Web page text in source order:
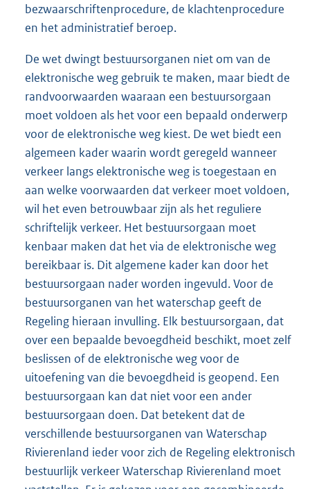
bezwaarschriftenprocedure, de klachtenprocedure
en het administratief beroep.
De wet dwingt bestuursorganen niet om van de
elektronische weg gebruik te maken, maar biedt de
randvoorwaarden waaraan een bestuursorgaan
moet voldoen als het voor een bepaald onderwerp
voor de elektronische weg kiest. De wet biedt een
algemeen kader waarin wordt geregeld wanneer
verkeer langs elektronische weg is toegestaan en
aan welke voorwaarden dat verkeer moet voldoen,
wil het even betrouwbaar zijn als het reguliere
schriftelijk verkeer. Het bestuursorgaan moet
kenbaar maken dat het via de elektronische weg
bereikbaar is. Dit algemene kader kan door het
bestuursorgaan nader worden ingevuld. Voor de
bestuursorganen van het waterschap geeft de
Regeling hieraan invulling. Elk bestuursorgaan, dat
over een bepaalde bevoegdheid beschikt, moet zelf
beslissen of de elektronische weg voor de
uitoefening van die bevoegdheid is geopend. Een
bestuursorgaan kan dat niet voor een ander
bestuursorgaan doen. Dat betekent dat de
verschillende bestuursorganen van Waterschap
Rivierenland ieder voor zich de Regeling elektronisch
bestuurlijk verkeer Waterschap Rivierenland moet